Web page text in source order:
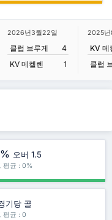
2026년3월22일
클럽 브루게
4
KV 메켈렌
1
2025년
KV 메
클럽
오버 1.5
평균 : 0%
기당 골
평균 : 0